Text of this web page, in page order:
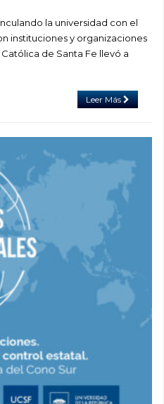
la universidad con el
instituciones y organizaciones
de Santa Fe llevó a
Leer Más